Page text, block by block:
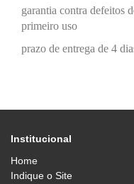
garantia contra defeitos
primeiro uso
prazo de entrega de 4
Institucional
Home
Indique o Site